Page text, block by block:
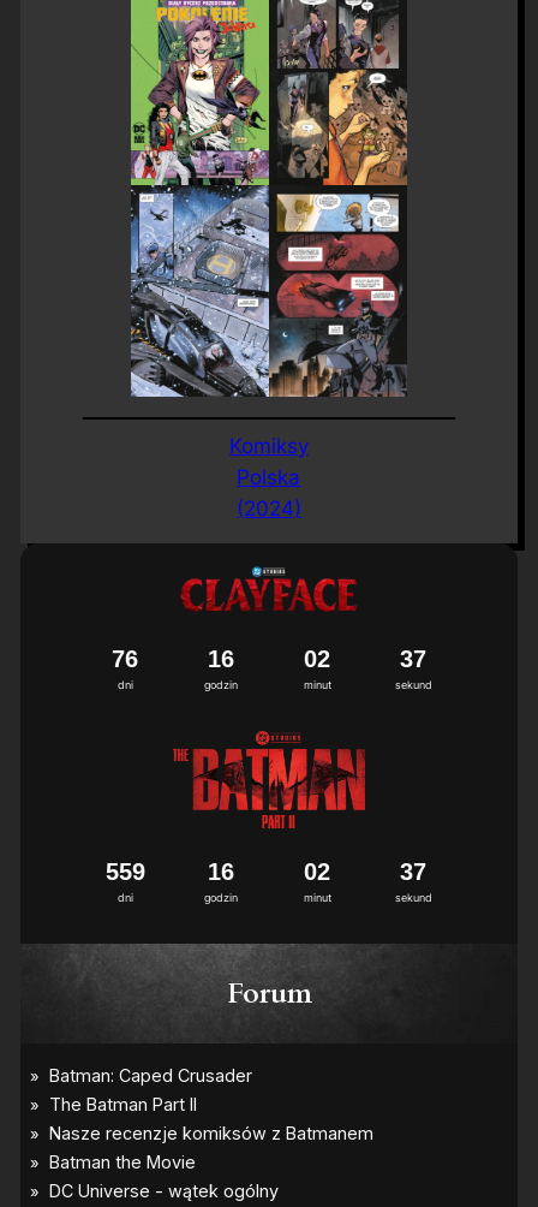
Komiksy
Polska
(2024)
dni
76
godzin
16
minut
02
sekund
36
7
dni
559
godzin
16
minut
02
sekund
36
7
Forum